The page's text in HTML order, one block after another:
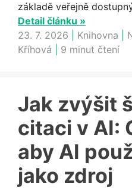
základě veřejně
Detail článku »
23. 7. 2026
Knihovna
Kříhová
9 minut čtení
Jak zvýšit
citaci v AI:
aby AI
jako zdroj